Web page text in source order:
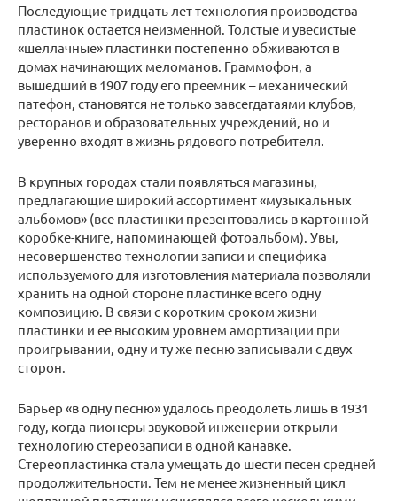
Последующие тридцать лет технология производства
пластинок остается неизменной. Толстые и увесистые
«шеллачные» пластинки постепенно обживаются в
домах начинающих меломанов. Граммофон, а
вышедший в 1907 году его преемник – механический
патефон, становятся не только завсегдатаями клубов,
ресторанов и образовательных учреждений, но и
уверенно входят в жизнь рядового потребителя.
В крупных городах стали появляться магазины,
предлагающие широкий ассортимент «музыкальных
альбомов» (все пластинки презентовались в картонной
коробке-книге, напоминающей фотоальбом). Увы,
несовершенство технологии записи и специфика
используемого для изготовления материала позволяли
хранить на одной стороне пластинке всего одну
композицию. В связи с коротким сроком жизни
пластинки и ее высоким уровнем амортизации при
проигрывании, одну и ту же песню записывали с двух
сторон.
Барьер «в одну песню» удалось преодолеть лишь в 1931
году, когда пионеры звуковой инженерии открыли
технологию стереозаписи в одной канавке.
Стереопластинка стала умещать до шести песен средней
продолжительности. Тем не менее жизненный цикл